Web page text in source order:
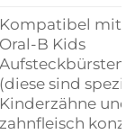
Kompatibel mit
Oral-B Kids
Aufsteckbürsten
(diese sind
Kinderzähne und
zahnfleisch